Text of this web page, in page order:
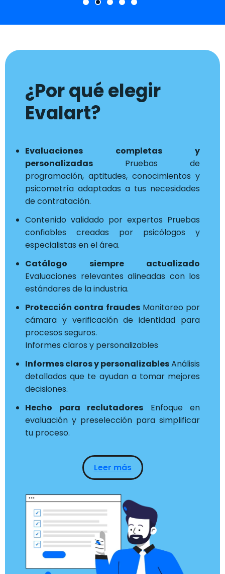
¿Por qué elegir
Evalart?
Evaluaciones completas y
personalizadas Pruebas de
programación, aptitudes, conocimientos y
psicometría adaptadas a tus necesidades
de contratación.
Contenido validado por expertos Pruebas
confiables creadas por psicólogos y
especialistas en el área.
Catálogo siempre actualizado
Evaluaciones relevantes alineadas con los
estándares de la industria.
Protección contra fraudesMonitoreo por
cámara y verificación de identidad para
procesos seguros.
Informes claros y personalizables
Informes claros y personalizablesAnálisis
detallados que te ayudan a tomar mejores
decisiones.
Hecho para reclutadores Enfoque en
evaluación y preselección para simplificar
tu proceso.
Leer más